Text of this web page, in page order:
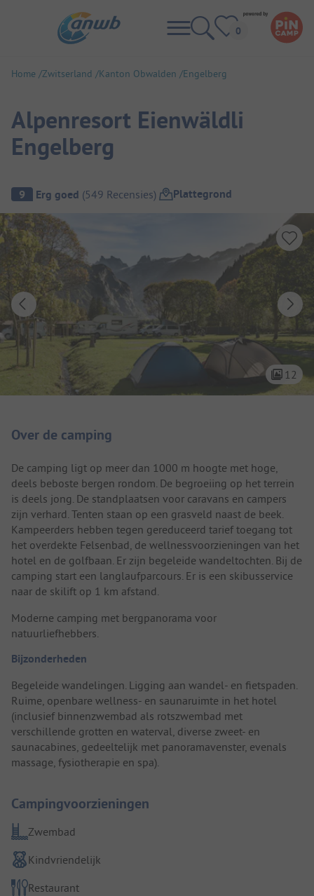
Home Zwitserland Kanton Obwalden Engelberg
Alpenresort Eienwäldli
Engelberg
Camping overzicht
9 Erg goed (549 Recensies) Plattegrond
12
Over de camping
De camping ligt op meer dan 1000 m hoogte met hoge,
deels beboste bergen rondom. De begroeiing op het terrein
is deels jong. De standplaatsen voor caravans en campers
zijn verhard. Tenten staan op een grasveld naast de beek.
Kampeerders hebben tegen gereduceerd tarief toegang tot
het overdekte Felsenbad, de wellnessvoorzieningen van het
hotel en de golfbaan. Er zijn begeleide wandeltochten. Bij de
camping start een langlaufparcours. Er is een skibusservice
naar de skilift op 1 km afstand.
Moderne camping met bergpanorama voor
natuurliefhebbers.
Bijzonderheden
Begeleide wandelingen. Ligging aan wandel- en fietspaden.
Ruime, openbare wellness- en saunaruimte in het hotel
(inclusief binnenzwembad als rotszwembad met
verschillende grotten en waterval, diverse zweet- en
saunacabines, gedeeltelijk met panoramavenster, evenals
massage, fysiotherapie en spa).
Campingvoorzieningen
Zwembad
Kindvriendelijk
Restaurant